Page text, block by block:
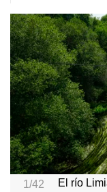
1/42
El río